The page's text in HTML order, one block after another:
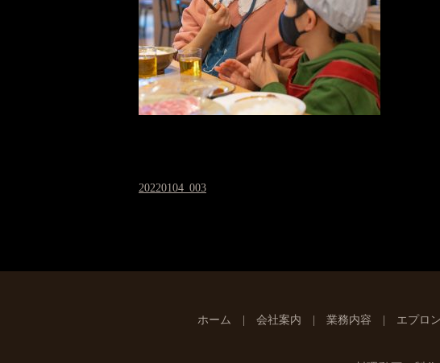
20220104_003
ホーム 会社案内 業務内容 エプロン